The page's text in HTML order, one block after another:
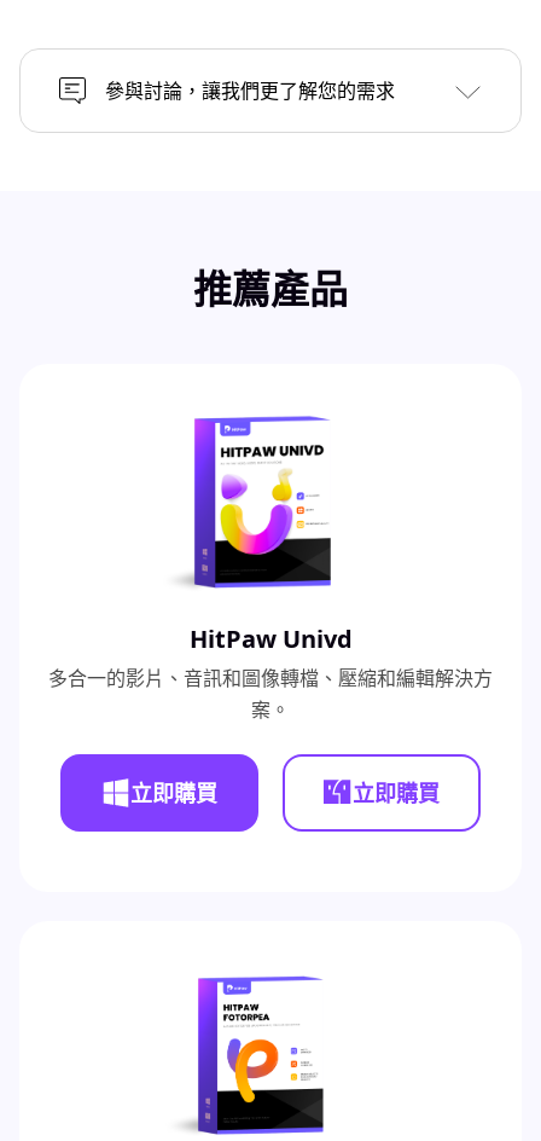
參與討論，讓我們更了解您的需求
推薦產品
HitPaw Univd
多合一的影片、音訊和圖像轉檔、壓縮和編輯解決方
案。
立即購買 立即購買